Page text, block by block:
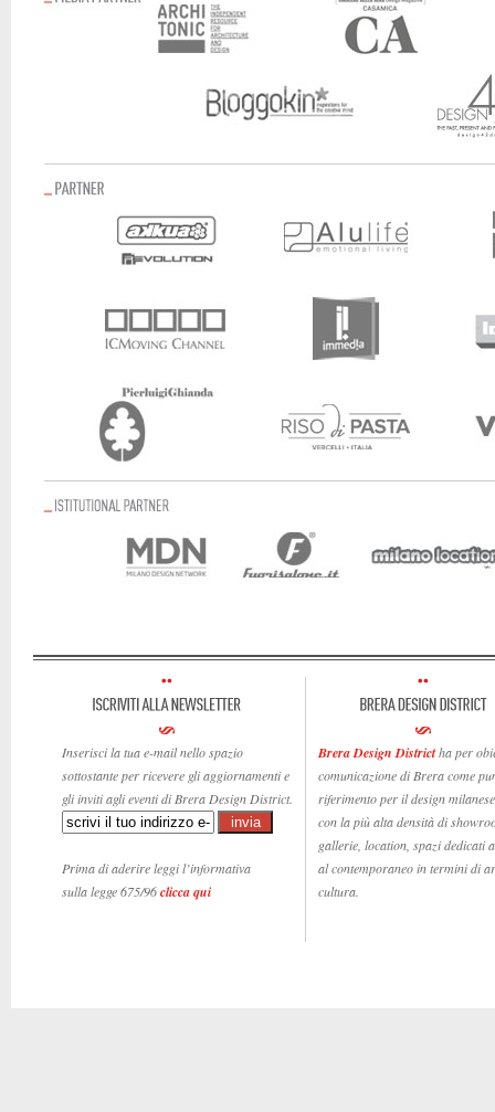
Inserisci la tua e-mail nello spazio
sottostante per ricevere gli aggiornamenti e
gli inviti agli eventi di Brera Design District.
Prima di aderire leggi l’informativa
sulla legge 675/96clicca qui
Brera Design Districtha per
comunicazione di Brera come
riferimento per il design
con la più alta densità di
gallerie, location, spazi dedicati
al contemporaneo in termini di
cultura.